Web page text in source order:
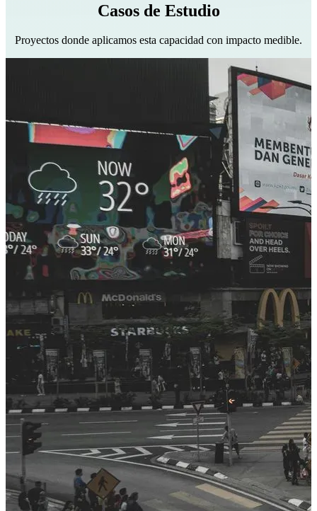
Casos de Estudio
Proyectos donde aplicamos esta capacidad con impacto medible.